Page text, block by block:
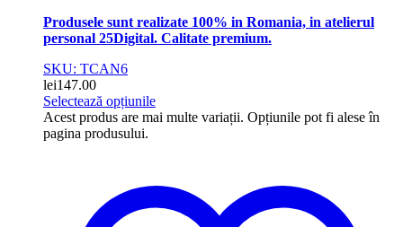
Produsele sunt realizate 100% in Romania, in atelierul
personal 25Digital. Calitate premium.
SKU: TCAN6
lei147.00
Selectează opțiunile
Acest produs are mai multe variații. Opțiunile pot fi alese în
pagina produsului.